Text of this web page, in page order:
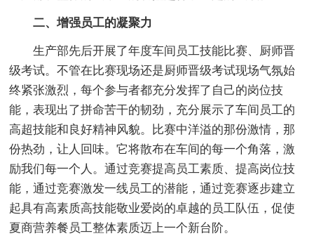
二、增强员工的凝聚力
生产部先后开展了年度车间员工技能比赛、厨师晋
级考试。不管在比赛现场还是厨师晋级考试现场气氛始
终紧张激烈，每个参与者都充分发挥了自己的岗位技
能，表现出了拼命苦干的韧劲，充分展示了车间员工的
高超技能和良好精神风貌。比赛中洋溢的那份激情，那
份热劲，让人回味。它将散布在车间的每一个角落，激
励我们每一个人。通过竞赛提高员工素质、提高岗位技
能，通过竞赛激发一线员工的潜能，通过竞赛逐步建立
起具有高素质高技能敬业爱岗的卓越的员工队伍，促使
夏商营养餐员工整体素质迈上一个新台阶。